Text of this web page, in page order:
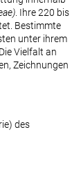
. Ihre 220 bis
Bestimmte
unter ihrem
Vielfalt an
Zeichnungen
des